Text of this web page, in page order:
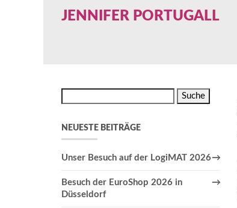
JENNIFER PORTUGALL
nach:
NEUESTE BEITRÄGE
Unser Besuch auf der LogiMAT 2026
Besuch der EuroShop 2026 in
Düsseldorf